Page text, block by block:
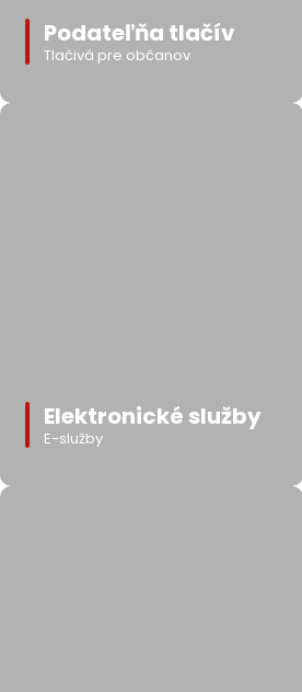
Podateľňa tlačív
Tlačivá pre občanov
Elektronické služby
E-služby